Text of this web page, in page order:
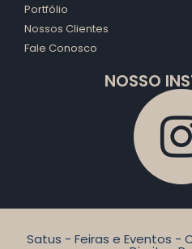
Portfólio
Nossos Clientes
Fale Conosco
NOSSO
Satus - Feiras e Eventos -